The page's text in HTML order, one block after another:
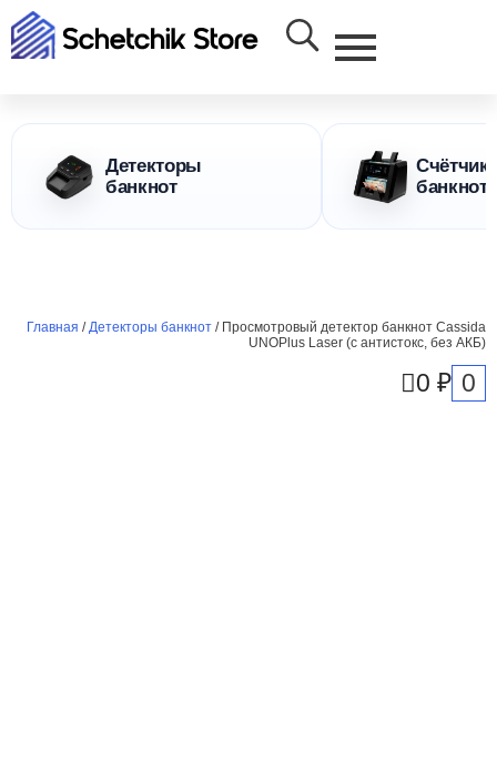
Детекторы
банкнот
банкнот
Главная /Детекторы банкнот / Просмотровый детектор банкнот Cassida
UNOPlus Laser (с антистокс, без АКБ)
0 ₽ 0